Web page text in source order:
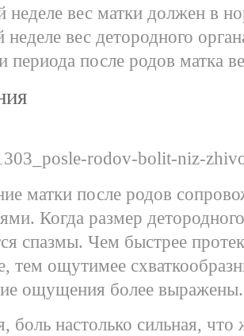
неделе вес матки должен в
неделе вес детородного
периода после родов матка
матки после родов
Когда размер
спазмы. Чем быстрее
тем ощутимее
ощущения более выражены.
боль настолько сильная,